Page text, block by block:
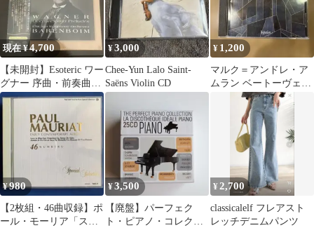
現在 ¥4,700
【未開封】Esoteric ワー
グナー 序曲・前奏曲集
バレンボイム
¥3,000
Chee-Yun Lalo Saint-
Saëns Violin CD
¥ 1,200
マルク＝アンドレ・ア
ムラン ベートーヴェン
ピアノ・ソナタ集
¥980
【2枚組・46曲収録】ポ
ール・モーリア「スペ
¥3,500
【廃盤】パーフェク
ト・ピアノ・コレクシ
¥ 2,700
classicalelf フレアスト
レッチデニムパンツ